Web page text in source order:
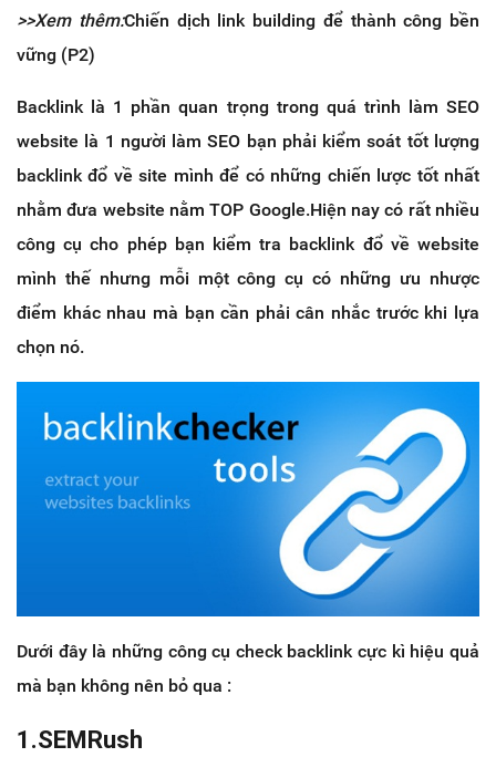
>>Xem thêm:Chiến dịch link building để thành công bền
vững (P2)
Backlink là 1 phần quan trọng trong quá trình làm SEO
website là 1 người làm SEO bạn phải kiểm soát tốt lượng
backlink đổ về site mình để có những chiến lược tốt nhất
nhằm đưa website nằm TOP Google.Hiện nay có rất nhiều
công cụ cho phép bạn kiểm tra backlink đổ về website
mình thế nhưng mỗi một công cụ có những ưu nhược
điểm khác nhau mà bạn cần phải cân nhắc trước khi lựa
chọn nó.
Dưới đây là những công cụ check backlink cực kì hiệu quả
mà bạn không nên bỏ qua :
1.SEMRush